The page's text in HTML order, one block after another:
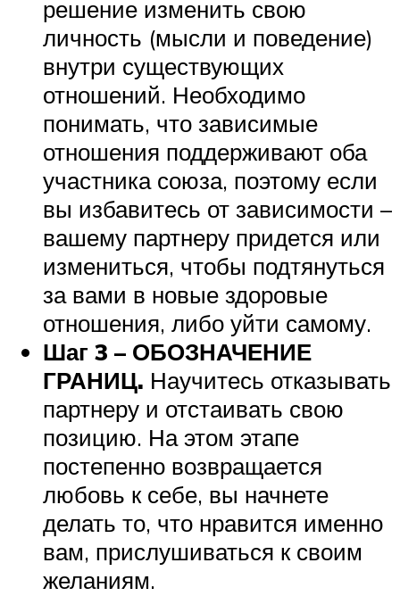
решение изменить свою
личность (мысли и поведение)
внутри существующих
отношений. Необходимо
понимать, что зависимые
отношения поддерживают оба
участника союза, поэтому если
вы избавитесь от зависимости –
вашему партнеру придется или
измениться, чтобы подтянуться
за вами в новые здоровые
отношения, либо уйти самому.
Шаг 3 – ОБОЗНАЧЕНИЕ
ГРАНИЦ. Научитесь отказывать
партнеру и отстаивать свою
позицию. На этом этапе
постепенно возвращается
любовь к себе, вы начнете
делать то, что нравится именно
вам, прислушиваться к своим
желаниям.